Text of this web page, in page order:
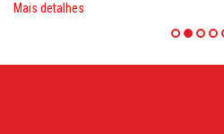
Mais detalhes